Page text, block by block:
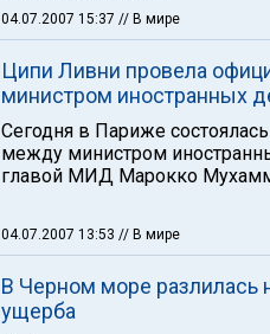
04.07.2007 15:37 // В мире
Ципи Ливни провела
министром иностранных
Сегодня в Париже
между министром
главой МИД Марокко
04.07.2007 13:53 // В мире
В Черном море разлилась
ущерба